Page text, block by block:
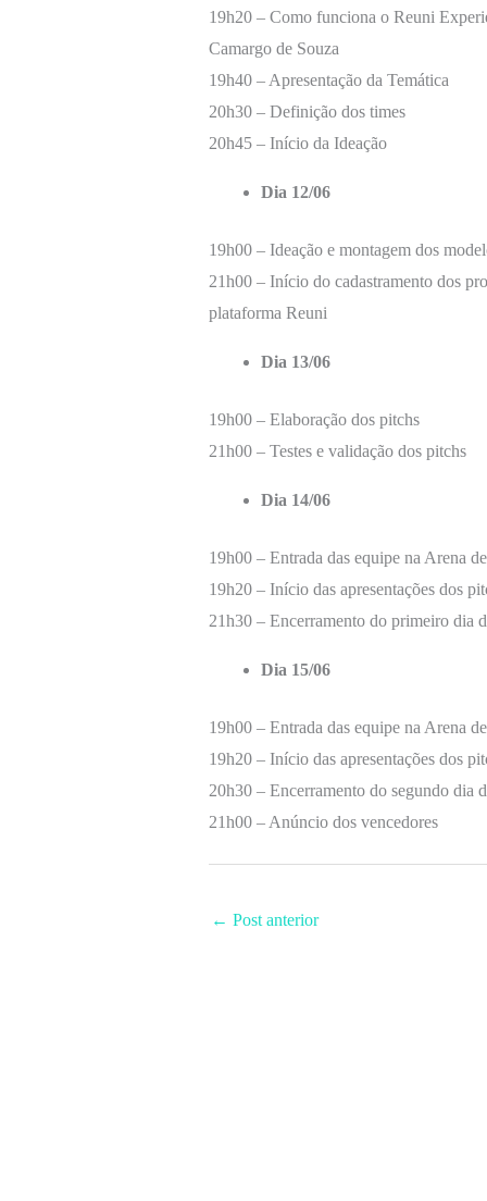
19h20 – Como funciona o Reuni
Camargo de Souza
19h40 – Apresentação da Temática
20h30 – Definição dos times
20h45 – Início da Ideação
Dia 12/06
19h00 – Ideação e montagem dos
21h00 – Início do cadastramento dos
plataforma Reuni
Dia 13/06
19h00 – Elaboração dos pitchs
21h00 – Testes e validação dos pitchs
Dia 14/06
19h00 – Entrada das equipe na Arena
19h20 – Início das apresentações dos
21h30 – Encerramento do primeiro dia
Dia 15/06
19h00 – Entrada das equipe na Arena
19h20 – Início das apresentações dos
20h30 – Encerramento do segundo dia
21h00 – Anúncio dos vencedores
← Post anterior